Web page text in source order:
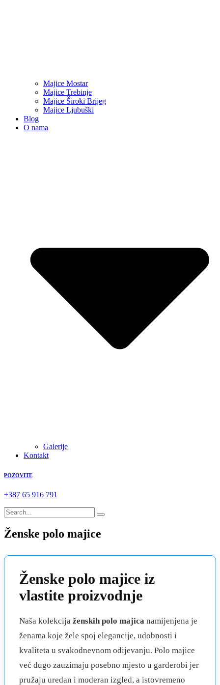
Majice Mostar
Majice Trebinje
Majice Široki Brijeg
Majice Ljubuški
Blog
O nama
Galerije
Kontakt
POZOVITE
+387 65 916 791
Ženske polo majice
Ženske polo majice iz
vlastite proizvodnje
Naša kolekcija ženskih polo majica namijenjena je
ženama koje žele spoj elegancije, udobnosti i
kvaliteta u svakodnevnom odijevanju. Polo majice
već dugo zauzimaju posebno mjesto u garderobi jer
pružaju uredan i moderan izgled, a istovremeno